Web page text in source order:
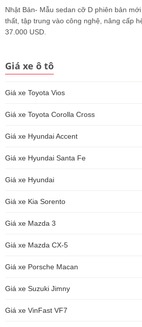
Nhật Bản- Mẫu sedan cỡ D phiên bản
thất, tập trung vào công nghệ, nâng cấp
37.000 USD.
Giá xe ô tô
Giá xe Toyota Vios
Giá xe Toyota Corolla Cross
Giá xe Hyundai Accent
Giá xe Hyundai Santa Fe
Giá xe Hyundai
Giá xe Kia Sorento
Giá xe Mazda 3
Giá xe Mazda CX-5
Giá xe Porsche Macan
Giá xe Suzuki Jimny
Giá xe VinFast VF7